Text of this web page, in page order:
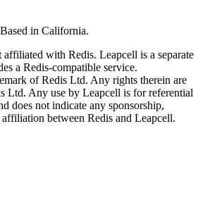
Based in California.
with Redis. Leapcell is a separate
a Redis-compatible service.
of Redis Ltd. Any rights therein are
Ltd. Any use by Leapcell is for referential
does not indicate any sponsorship,
affiliation between Redis and Leapcell.